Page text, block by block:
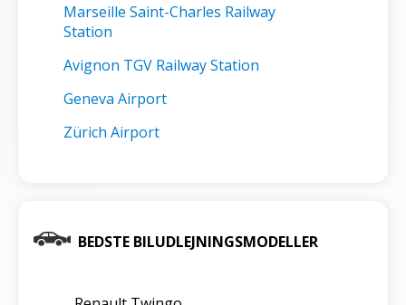
Marseille Saint-Charles Railway
Station
Avignon TGV Railway Station
Geneva Airport
Zürich Airport
BEDSTE BILUDLEJNINGSMODELLER